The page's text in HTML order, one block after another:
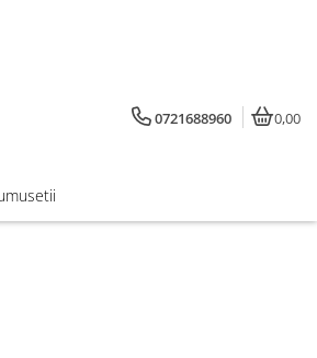
0721688960 0,00